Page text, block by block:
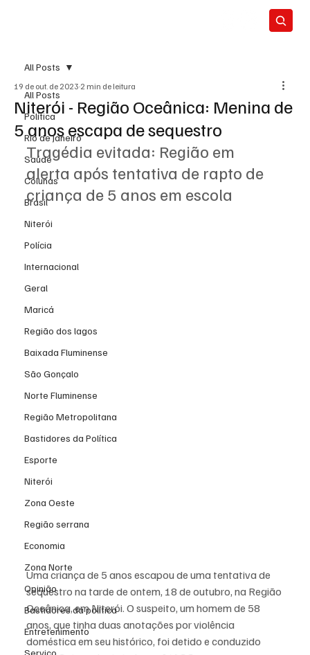
All Posts
Política
Rio de Janeiro
Saúde
Colunas
Brasil
Niterói
Polícia
Internacional
Geral
Maricá
Região dos lagos
Baixada Fluminense
São Gonçalo
Norte Fluminense
Região Metropolitana
Bastidores da Política
Esporte
Niterói
Zona Oeste
Região serrana
Economia
Zona Norte
Opinião
Bastidores da política
Entretenimento
Serviço
All Posts
Niterói - Região Oceânica: Menina de
5 anos escapa de sequestro
19 de out. de 2023 2 min de leitura
Tragédia evitada: Região em
alerta após tentativa de rapto de
criança de 5 anos em escola
Uma criança de 5 anos escapou de uma tentativa de
sequestro na tarde de ontem, 18 de outubro, na Região
Oceânica, em Niterói. O suspeito, um homem de 58
anos, que tinha duas anotações por violência
doméstica em seu histórico, foi detido e conduzido